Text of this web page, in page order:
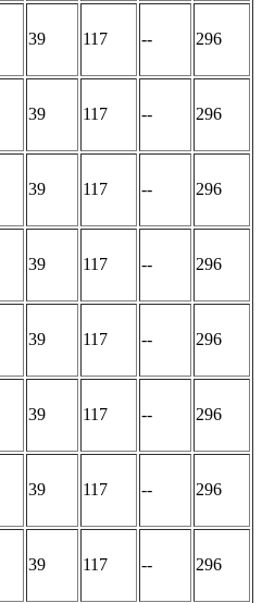
39 117 -- 296
39 117 -- 296
39 117 -- 296
39 117 -- 296
39 117 -- 296
39 117 -- 296
39 117 -- 296
39 117 -- 296